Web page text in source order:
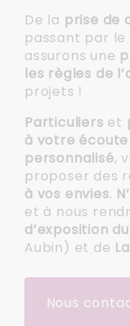
De la prise de
passant par le
assurons une
les règles de
projets !
Particuliers et
à votre écoute
personnalisé,
proposer des
à vos envies.
et à nous
d’exposition
Aubin) et de
Nous